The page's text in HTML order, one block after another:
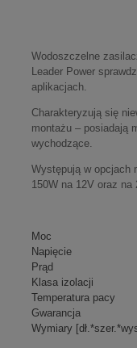
Wodoszczelne
Leader Power
aplikacjach.
Charakteryzują się
montażu – posiadają
wychodzące.
Występują w opcjach
150W na 12V oraz na
Moc
Napięcie
Prąd
Klasa izolacji
Temperatura pacy
Gwarancja
Wymiary